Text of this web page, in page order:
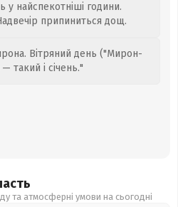
у найспекотніші години.
припиниться дощ.
Вітряний день ("Мирон-
такий і січень."
та атмосферні умови на сьогодні